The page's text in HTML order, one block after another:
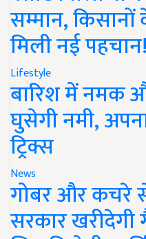
सम्मान,
मिली नई पहचान!
Lifestyle
बारिश में नमक
घुसेगी नमी,
ट्रिक्स
News
गोबर और कचरे
सरकार